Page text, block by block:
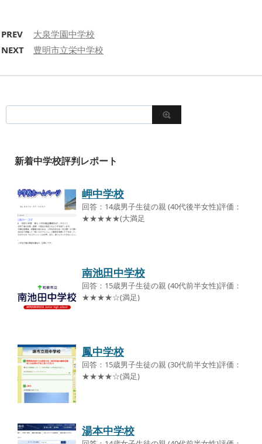
PREV
大泉学園中学校
NEXT
豊明市立栄中学校
新着中学校評判レポート
岬中学校
回答：14歳男子生徒の親 (40代後半女性)評価：
★★★★★(大満足
南池田中学校
回答：15歳男子生徒の親 (40代前半女性)評価：
★★★★☆(満足)
鳳中学校
回答：15歳男子生徒の親 (30代前半女性)評価：
★★★★☆(満足)
湯本中学校